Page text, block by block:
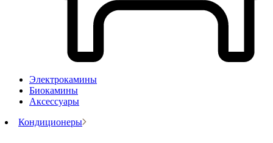
Электрокамины
Биокамины
Аксессуары
Кондиционеры